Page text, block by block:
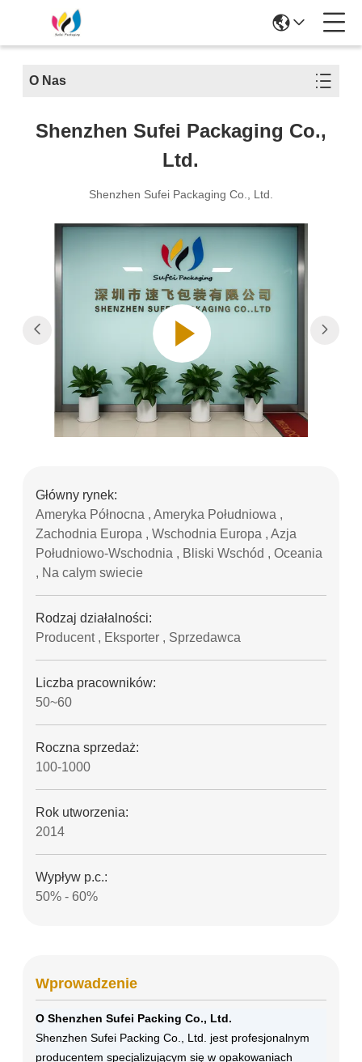
O Nas
Shenzhen Sufei Packaging Co.,
Ltd.
Shenzhen Sufei Packaging Co., Ltd.
Główny rynek:
Ameryka Północna , Ameryka Południowa ,
Zachodnia Europa , Wschodnia Europa , Azja
Południowo-Wschodnia , Bliski Wschód , Oceania
, Na calym swiecie
Rodzaj działalności:
Producent , Eksporter , Sprzedawca
Liczba pracowników:
50~60
Roczna sprzedaż:
100-1000
Rok utworzenia:
2014
Wypływ p.c.:
50% - 60%
Wprowadzenie
O Shenzhen Sufei Packing Co., Ltd.
Shenzhen Sufei Packing Co., Ltd. jest profesjonalnym
producentem specjalizującym się w opakowaniach